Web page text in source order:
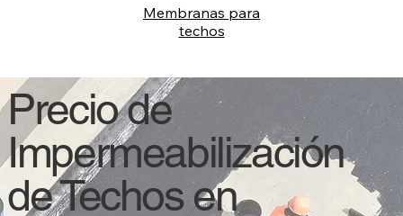
Membranas para
techos
Precio de
Impermeabilización
de Techos en